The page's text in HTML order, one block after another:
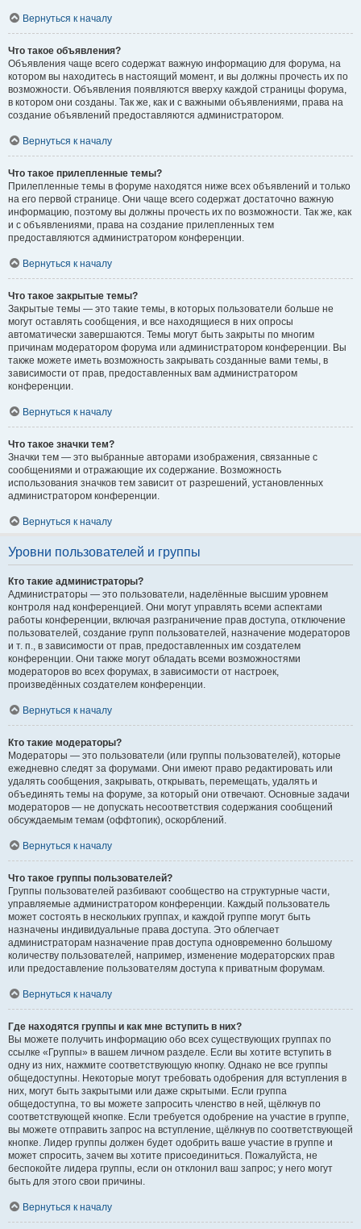
Вернуться к началу
Что такое объявления?
Объявления чаще всего содержат важную информацию для форума, на
котором вы находитесь в настоящий момент, и вы должны прочесть их по
возможности. Объявления появляются вверху каждой страницы форума,
в котором они созданы. Так же, как и с важными объявлениями, права на
создание объявлений предоставляются администратором.
Вернуться к началу
Что такое прилепленные темы?
Прилепленные темы в форуме находятся ниже всех объявлений и только
на его первой странице. Они чаще всего содержат достаточно важную
информацию, поэтому вы должны прочесть их по возможности. Так же, как
и с объявлениями, права на создание прилепленных тем
предоставляются администратором конференции.
Вернуться к началу
Что такое закрытые темы?
Закрытые темы — это такие темы, в которых пользователи больше не
могут оставлять сообщения, и все находящиеся в них опросы
автоматически завершаются. Темы могут быть закрыты по многим
причинам модератором форума или администратором конференции. Вы
также можете иметь возможность закрывать созданные вами темы, в
зависимости от прав, предоставленных вам администратором
конференции.
Вернуться к началу
Что такое значки тем?
Значки тем — это выбранные авторами изображения, связанные с
сообщениями и отражающие их содержание. Возможность
использования значков тем зависит от разрешений, установленных
администратором конференции.
Вернуться к началу
Уровни пользователей и группы
Кто такие администраторы?
Администраторы — это пользователи, наделённые высшим уровнем
контроля над конференцией. Они могут управлять всеми аспектами
работы конференции, включая разграничение прав доступа, отключение
пользователей, создание групп пользователей, назначение модераторов
и т. п., в зависимости от прав, предоставленных им создателем
конференции. Они также могут обладать всеми возможностями
модераторов во всех форумах, в зависимости от настроек,
произведённых создателем конференции.
Вернуться к началу
Кто такие модераторы?
Модераторы — это пользователи (или группы пользователей), которые
ежедневно следят за форумами. Они имеют право редактировать или
удалять сообщения, закрывать, открывать, перемещать, удалять и
объединять темы на форуме, за который они отвечают. Основные задачи
модераторов — не допускать несоответствия содержания сообщений
обсуждаемым темам (оффтопик), оскорблений.
Вернуться к началу
Что такое группы пользователей?
Группы пользователей разбивают сообщество на структурные части,
управляемые администратором конференции. Каждый пользователь
может состоять в нескольких группах, и каждой группе могут быть
назначены индивидуальные права доступа. Это облегчает
администраторам назначение прав доступа одновременно большому
количеству пользователей, например, изменение модераторских прав
или предоставление пользователям доступа к приватным форумам.
Вернуться к началу
Где находятся группы и как мне вступить в них?
Вы можете получить информацию обо всех существующих группах по
ссылке «Группы» в вашем личном разделе. Если вы хотите вступить в
одну из них, нажмите соответствующую кнопку. Однако не все группы
общедоступны. Некоторые могут требовать одобрения для вступления в
них, могут быть закрытыми или даже скрытыми. Если группа
общедоступна, то вы можете запросить членство в ней, щёлкнув по
соответствующей кнопке. Если требуется одобрение на участие в группе,
вы можете отправить запрос на вступление, щёлкнув по соответствующей
кнопке. Лидер группы должен будет одобрить ваше участие в группе и
может спросить, зачем вы хотите присоединиться. Пожалуйста, не
беспокойте лидера группы, если он отклонил ваш запрос; у него могут
быть для этого свои причины.
Вернуться к началу